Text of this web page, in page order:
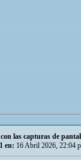
las capturas de
en: 16 Abril 2026, 22:04